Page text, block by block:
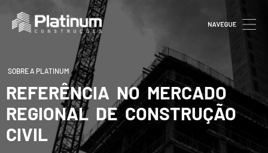
Quem Somos
SOBRE A PLATINUM
REFERÊNCIA NO MERCADO
REGIONAL DE CONSTRUÇÃO
CIVIL